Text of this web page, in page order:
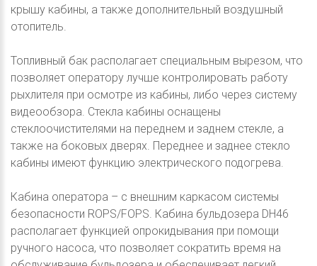
крышу кабины, а также дополнительный воздушный
отопитель.
Топливный бак располагает специальным вырезом, что
позволяет оператору лучше контролировать работу
рыхлителя при осмотре из кабины, либо через систему
видеообзора. Стекла кабины оснащены
стеклоочистителями на переднем и заднем стекле, а
также на боковых дверях. Переднее и заднее стекло
кабины имеют функцию электрического подогрева.
Кабина оператора – с внешним каркасом системы
безопасности ROPS/FOPS. Кабина бульдозера DH46
располагает функцией опрокидывания при помощи
ручного насоса, что позволяет сократить время на